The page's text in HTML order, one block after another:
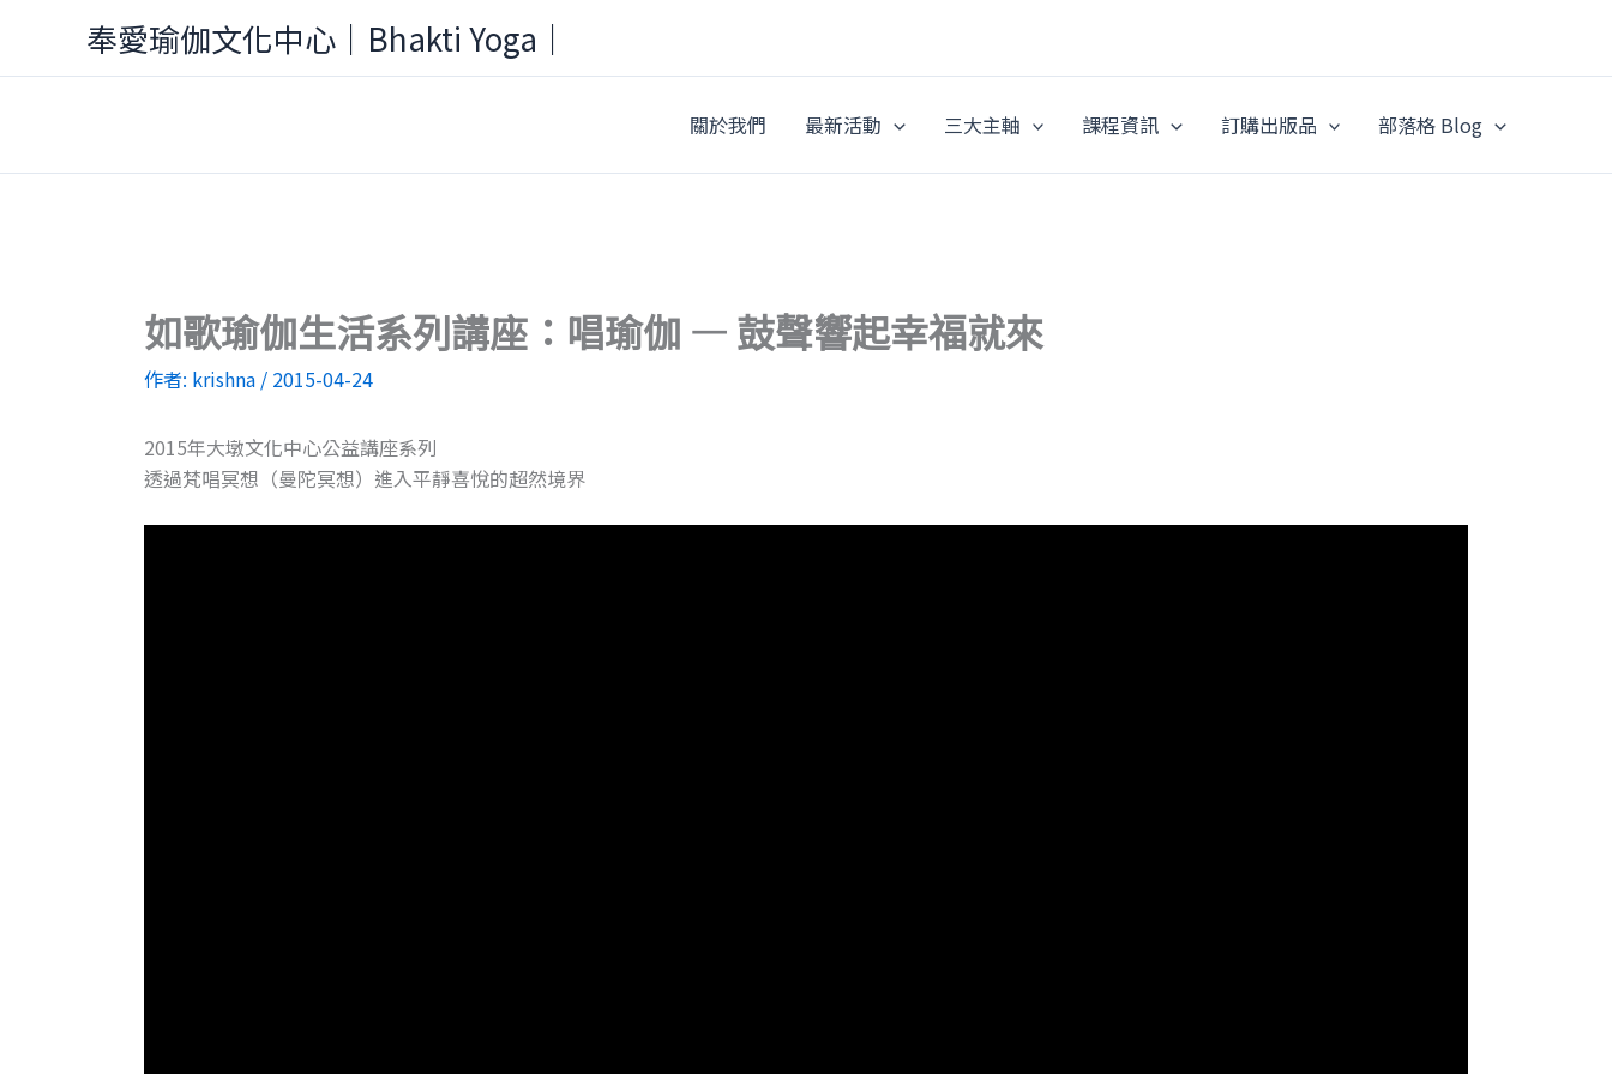
主
容
奉愛瑜伽文化中心｜Bhakti Yoga｜
關於我們 最新活動 三大主軸 課程資訊 訂購出版品 部落格 Blog
如歌瑜伽生活系列講座：唱瑜伽 — 鼓聲響起幸福就來
作者: krishna / 2015-04-24
2015年大墩文化中心公益講座系列
透過梵唱冥想 ­（曼陀冥想）進入平靜喜悅的超然境界